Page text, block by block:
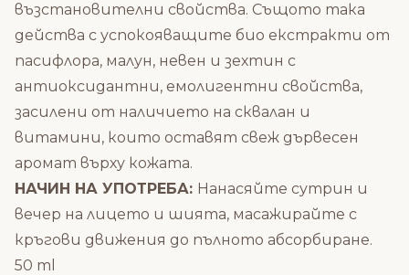
възстановителни свойства. Същото така
действа с успокояващите био екстракти от
пасифлора, малун, невен и зехтин с
антиоксидантни, емолигентни свойства,
засилени от наличието на сквалан и
витамини, които оставят свеж дървесен
аромат върху кожата.
НАЧИН НА УПОТРЕБА: Нанасяйте сутрин и
вечер на лицето и шията, масажирайте с
кръгови движения до пълното абсорбиране.
50 ml